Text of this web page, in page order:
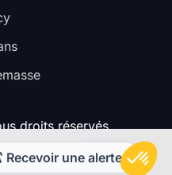
Recevoir une alerte
droits réservés.
& Paris.